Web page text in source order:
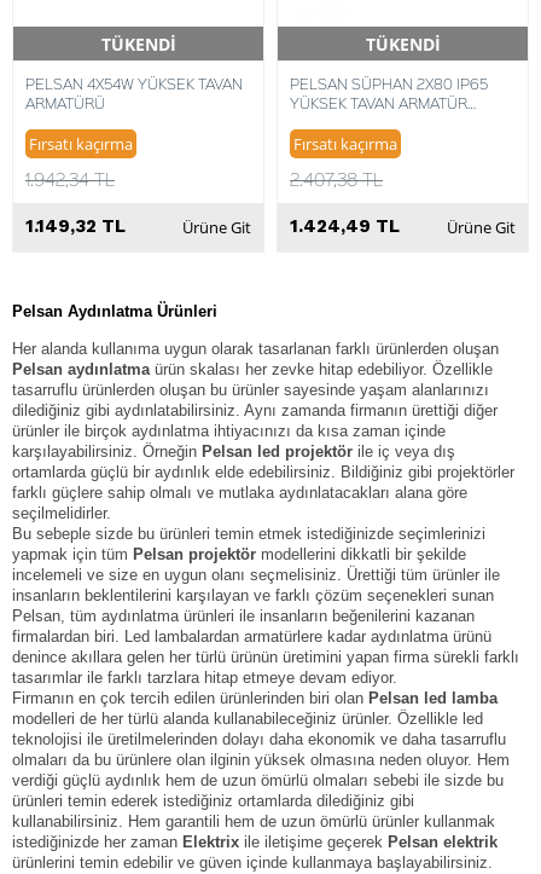
TÜKENDİ
Hızlı Teslimat
PELSAN 4X54W YÜKSEK TAVAN
ARMATÜRÜ
Fırsatı kaçırma
1.942,34 TL
1.149,32 TL Ürüne Git
TÜKENDİ
Hızlı Teslimat
PELSAN SÜPHAN 2X80 IP65
YÜKSEK TAVAN ARMATÜR
Fırsatı kaçırma
2.407,38 TL
1.424,49 TL Ürüne Git
Pelsan Aydınlatma Ürünleri
Her alanda kullanıma uygun olarak tasarlanan farklı ürünlerden oluşan
Pelsan aydınlatmaürün skalası her zevke hitap edebiliyor. Özellikle
tasarruflu ürünlerden oluşan bu ürünler sayesinde yaşam alanlarınızı
dilediğiniz gibi aydınlatabilirsiniz. Aynı zamanda firmanın ürettiği diğer
ürünler ile birçok aydınlatma ihtiyacınızı da kısa zaman içinde
karşılayabilirsiniz. Örneğin Pelsan led projektör ile iç veya dış
ortamlarda güçlü bir aydınlık elde edebilirsiniz. Bildiğiniz gibi projektörler
farklı güçlere sahip olmalı ve mutlaka aydınlatacakları alana göre
seçilmelidirler.
Bu sebeple sizde bu ürünleri temin etmek istediğinizde seçimlerinizi
yapmak için tüm Pelsan projektör modellerini dikkatli bir şekilde
incelemeli ve size en uygun olanı seçmelisiniz. Ürettiği tüm ürünler ile
insanların beklentilerini karşılayan ve farklı çözüm seçenekleri sunan
Pelsan, tüm aydınlatma ürünleri ile insanların beğenilerini kazanan
firmalardan biri. Led lambalardan armatürlere kadar aydınlatma ürünü
denince akıllara gelen her türlü ürünün üretimini yapan firma sürekli farklı
tasarımlar ile farklı tarzlara hitap etmeye devam ediyor.
Firmanın en çok tercih edilen ürünlerinden biri olan Pelsan led lamba
modelleri de her türlü alanda kullanabileceğiniz ürünler. Özellikle led
teknolojisi ile üretilmelerinden dolayı daha ekonomik ve daha tasarruflu
olmaları da bu ürünlere olan ilginin yüksek olmasına neden oluyor. Hem
verdiği güçlü aydınlık hem de uzun ömürlü olmaları sebebi ile sizde bu
ürünleri temin ederek istediğiniz ortamlarda dilediğiniz gibi
kullanabilirsiniz. Hem garantili hem de uzun ömürlü ürünler kullanmak
istediğinizde her zaman Elektrix ile iletişime geçerek Pelsan elektrik
ürünlerini temin edebilir ve güven içinde kullanmaya başlayabilirsiniz.